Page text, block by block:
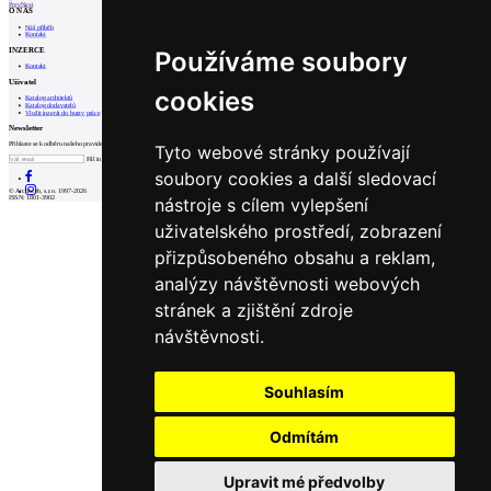
Používáme soubory
cookies
Tyto webové stránky používají
soubory cookies a další sledovací
nástroje s cílem vylepšení
uživatelského prostředí, zobrazení
přizpůsobeného obsahu a reklam,
analýzy návštěvnosti webových
stránek a zjištění zdroje
návštěvnosti.
Souhlasím
Odmítám
Upravit mé předvolby
PrevNext
O NÁS
Náš příběh
Kontakt
INZERCE
Kontakt
Uživatel
Katalog architektů
Katalog dodavatelů
Vložit inzerát do burzy práce
Newsletter
Přihlaste se k odběru našeho pravidelného týdenního newsletteru:
Fill in „nospam“
© Archiweb, s.r.o. 1997-2026
ISSN: 1801-3902